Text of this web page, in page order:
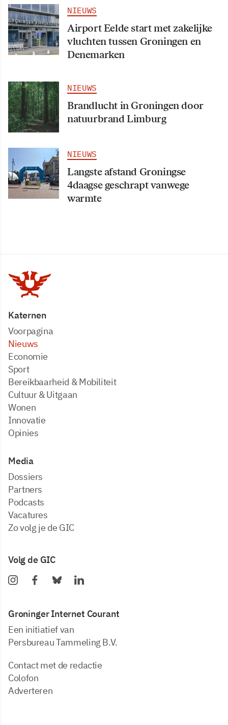
NIEUWS
Airport Eelde start met zakelijke
vluchten tussen Groningen en
Denemarken
NIEUWS
Brandlucht in Groningen door
natuurbrand Limburg
NIEUWS
Langste afstand Groningse
4daagse geschrapt vanwege
warmte
Katernen
Voorpagina
Nieuws
Economie
Sport
Bereikbaarheid & Mobiliteit
Cultuur & Uitgaan
Wonen
Innovatie
Opinies
Media
dossiers
partners
podcasts
vacatures
zo volg je de GIC
Volg de GIC
Groninger Internet Courant
Een initiatief van
Persbureau Tammeling B.V.
Contact met de redactie
Colofon
Adverteren